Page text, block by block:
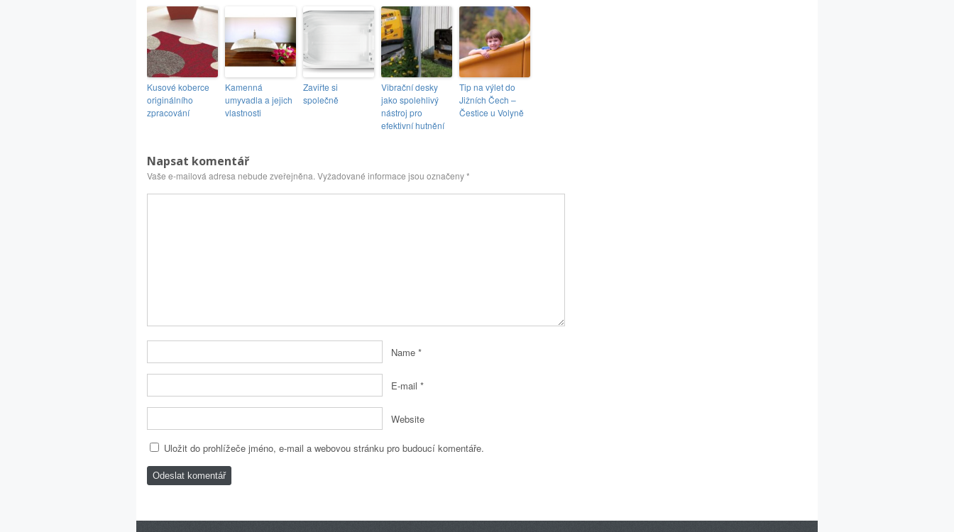
Kusové koberce
originálního
zpracování
Kamenná
umyvadla a jejich
vlastnosti
Zaviřte si
společně
Vibrační desky
jako spolehlivý
nástroj pro
efektivní hutnění
Tip na výlet do
Jižních Čech –
Čestice u Volyně
Napsat komentář
Vaše e-mailová adresa nebude zveřejněna. Vyžadované informace jsou označeny*
Name *
E-mail *
Website
Uložit do prohlížeče jméno, e-mail a webovou stránku pro budoucí komentáře.